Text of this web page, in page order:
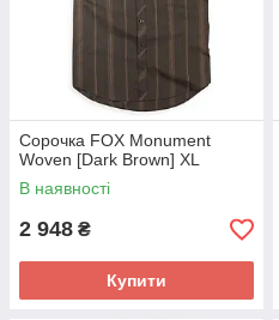
Сорочка FOX Monument
Woven [Dark Brown] XL
В наявності
2 948 ₴
Купити